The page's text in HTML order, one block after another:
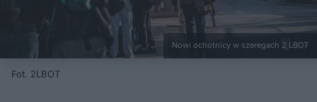
Nowi ochotnicy w szeregach 2 LBOT
Fot. 2LBOT